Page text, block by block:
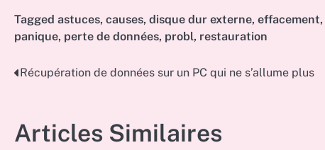
Tagged astuces, causes, disque dur externe, effacement,
panique, perte de données, probl, restauration
Post
Récupération de données sur un PC qui ne s’allume plus
Articles Similaires